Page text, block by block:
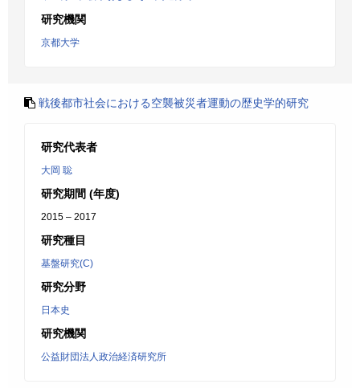
研究機関
京都大学
戦後都市社会における空襲被災者運動の歴史学的研究
研究代表者
大岡 聡
研究期間 (年度)
2015 – 2017
研究種目
基盤研究(C)
研究分野
日本史
研究機関
公益財団法人政治経済研究所